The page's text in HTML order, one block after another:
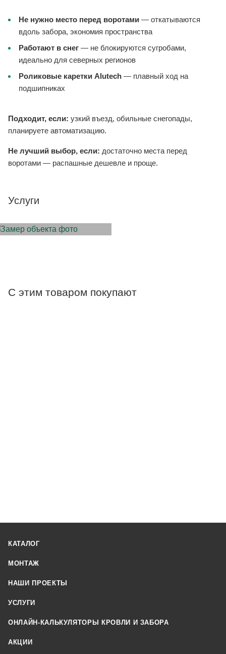
Не нужно место перед воротами — откатываются
вдоль забора, экономия пространства
Работают в снег — не блокируются сугробами,
идеально для северных регионов
Роликовые каретки Alutech — плавный ход на
подшипниках
Подходит, если: узкий въезд, обильные снегопады,
планируете автоматизацию.
Не лучший выбор, если: достаточно места перед
воротами — распашные дешевле и проще.
Услуги
С этим товаром покупают
КАТАЛОГ
МОНТАЖ
НАШИ ПРОЕКТЫ
УСЛУГИ
ОНЛАЙН-КАЛЬКУЛЯТОРЫ КРОВЛИ И ЗАБОРА
АКЦИИ